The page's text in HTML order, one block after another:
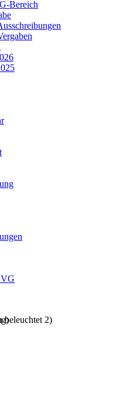
Bereich
VG